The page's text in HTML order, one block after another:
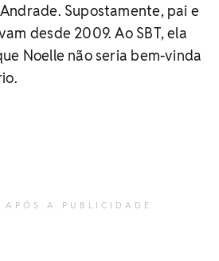
Supostamente, pai e
desde 2009. Ao SBT, ela
Noelle não seria bem-vinda
APÓS A PUBLICIDADE